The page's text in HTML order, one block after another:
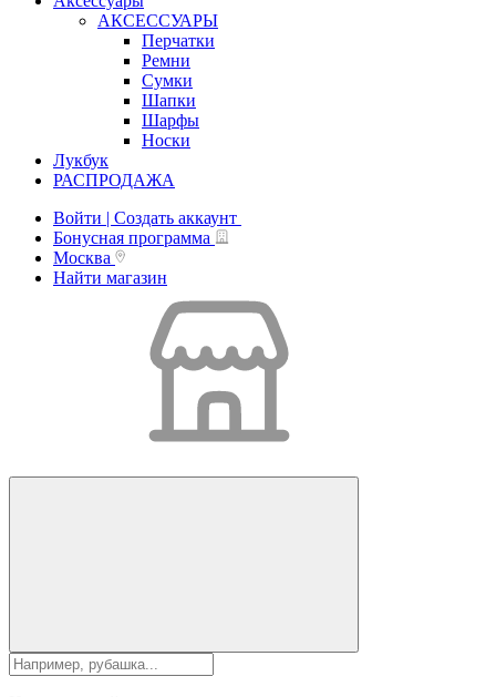
АКСЕССУАРЫ
Перчатки
Ремни
Сумки
Шапки
Шарфы
Носки
Лукбук
РАСПРОДАЖА
Войти | Создать аккаунт
Бонусная программа
Москва
Найти магазин